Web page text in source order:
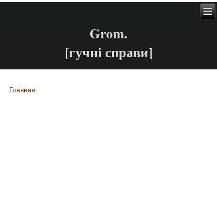
Grom.
[гучні справи]
Вы здесь
Главная